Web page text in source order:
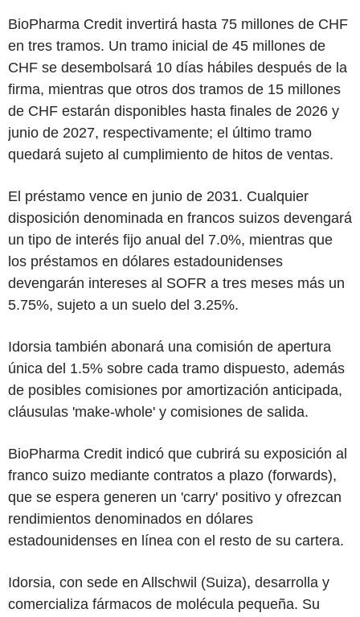
BioPharma Credit invertirá hasta 75 millones de CHF
en tres tramos. Un tramo inicial de 45 millones de
CHF se desembolsará 10 días hábiles después de la
firma, mientras que otros dos tramos de 15 millones
de CHF estarán disponibles hasta finales de 2026 y
junio de 2027, respectivamente; el último tramo
quedará sujeto al cumplimiento de hitos de ventas.
El préstamo vence en junio de 2031. Cualquier
disposición denominada en francos suizos devengará
un tipo de interés fijo anual del 7.0%, mientras que
los préstamos en dólares estadounidenses
devengarán intereses al SOFR a tres meses más un
5.75%, sujeto a un suelo del 3.25%.
Idorsia también abonará una comisión de apertura
única del 1.5% sobre cada tramo dispuesto, además
de posibles comisiones por amortización anticipada,
cláusulas 'make-whole' y comisiones de salida.
BioPharma Credit indicó que cubrirá su exposición al
franco suizo mediante contratos a plazo (forwards),
que se espera generen un 'carry' positivo y ofrezcan
rendimientos denominados en dólares
estadounidenses en línea con el resto de su cartera.
Idorsia, con sede en Allschwil (Suiza), desarrolla y
comercializa fármacos de molécula pequeña. Su